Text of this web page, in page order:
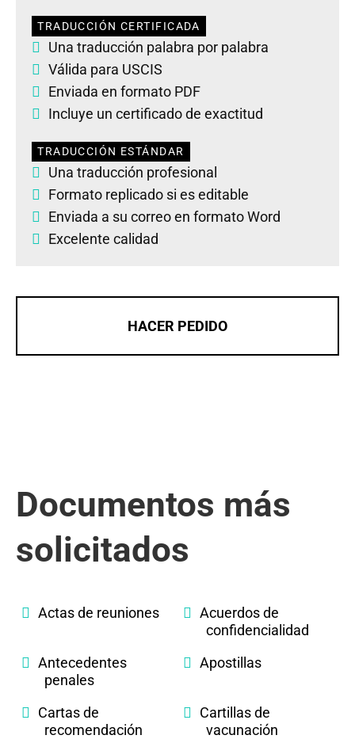
TRADUCCIÓN CERTIFICADA
Una traducción palabra por palabra
Válida para USCIS
Enviada en formato PDF
Incluye un certificado de exactitud
TRADUCCIÓN ESTÁNDAR
Una traducción profesional
Formato replicado si es editable
Enviada a su correo en formato Word
Excelente calidad
HACER PEDIDO
Documentos más
solicitados
Actas de reuniones
Acuerdos de
confidencialidad
Antecedentes
penales
Apostillas
Cartas de
recomendación
Cartillas de
vacunación